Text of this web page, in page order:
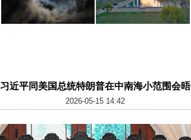
习近平同美国总统特朗普在中南海小范围会晤
2026-05-15 14:42